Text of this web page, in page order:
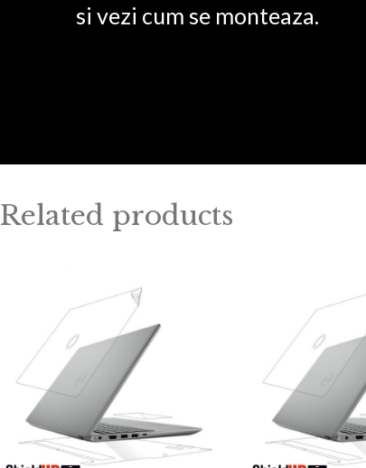
si vezi cum se monteaza.
Related products